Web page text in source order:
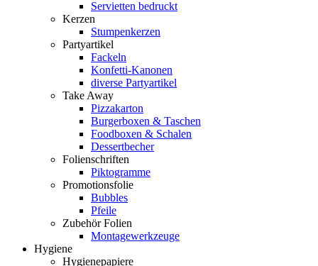
Servietten bedruckt
Kerzen
Stumpenkerzen
Partyartikel
Fackeln
Konfetti-Kanonen
diverse Partyartikel
Take Away
Pizzakarton
Burgerboxen & Taschen
Foodboxen & Schalen
Dessertbecher
Folienschriften
Piktogramme
Promotionsfolie
Bubbles
Pfeile
Zubehör Folien
Montagewerkzeuge
Hygiene
Hygienepapiere